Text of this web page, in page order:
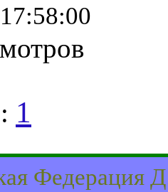
1
Федерация